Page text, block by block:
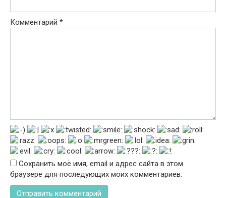
Комментарий *
Сохранить моё имя, email и адрес сайта в этом
браузере для последующих моих комментариев.